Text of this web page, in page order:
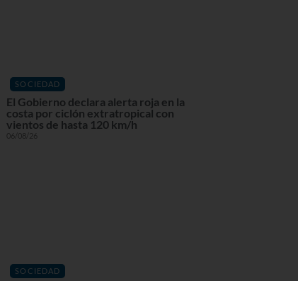
SOCIEDAD
El Gobierno declara alerta roja en la
costa por ciclón extratropical con
vientos de hasta 120 km/h
06/08/26
SOCIEDAD